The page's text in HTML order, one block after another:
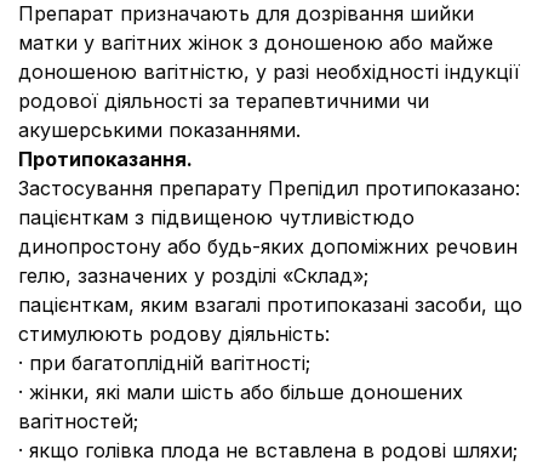
Препарат призначають для дозрівання шийки
матки у вагітних жінок з доношеною або майже
доношеною вагітністю, у разі необхідності індукції
родової діяльності за терапевтичними чи
акушерськими показаннями.
Протипоказання.
Застосування препарату Препідил протипоказано:
пацієнткам з підвищеною чутливістюдо
динопростону або будь-яких допоміжних речовин
гелю, зазначених у розділі «Склад»;
пацієнткам, яким взагалі протипоказані засоби, що
стимулюють родову діяльність:
· при багатоплідній вагітності;
· жінки, які мали шість або більше доношених
вагітностей;
· якщо голівка плода не вставлена в родові шляхи;